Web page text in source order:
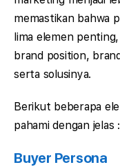
memastikan bahwa
lima elemen
brand position,
serta solusinya.
Berikut beberapa
pahami dengan jelas :
Buyer Persona